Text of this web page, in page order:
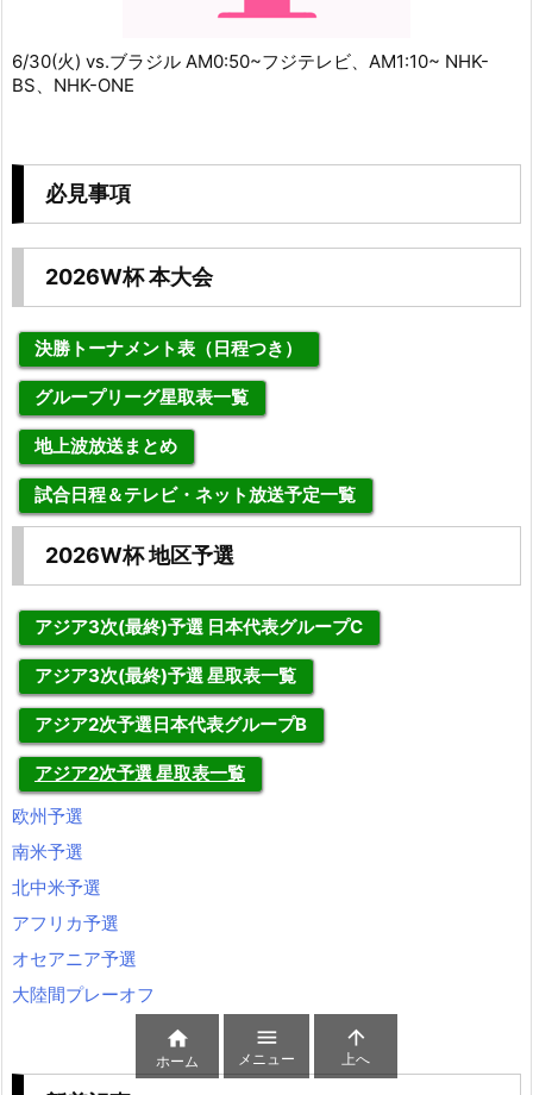
6/30(火) vs.ブラジル AM0:50~フジテレビ、AM1:10~ NHK-
BS、NHK-ONE
必見事項
2026W杯 本大会
決勝トーナメント表（日程つき）
グループリーグ星取表一覧
地上波放送まとめ
試合日程＆テレビ・ネット放送予定一覧
2026W杯 地区予選
アジア3次(最終)予選 日本代表グループC
アジア3次(最終)予選 星取表一覧
アジア2次予選日本代表グループB
アジア2次予選 星取表一覧
欧州予選
南米予選
北中米予選
アフリカ予選
オセアニア予選
大陸間プレーオフ

ホーム

メニュー

上へ